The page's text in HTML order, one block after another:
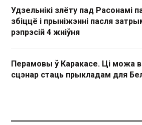
Удзельнікі злёту пад Расонамі
збіццё і прыніжэнні пасля
рэпрэсій 4 жніўня
Перамовы ў Каракасе. Ці можа
сцэнар стаць прыкладам для